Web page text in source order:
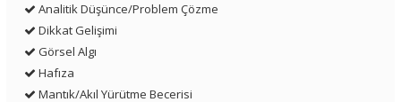
Analitik Düşünce/Problem Çözme
Dikkat Gelişimi
Görsel Algı
Hafıza
Mantık/Akıl Yürütme Becerisi